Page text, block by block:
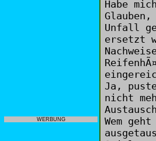
WERBUNG
Habe
Unfall
ersetzt
Ja,
nicht
Wem